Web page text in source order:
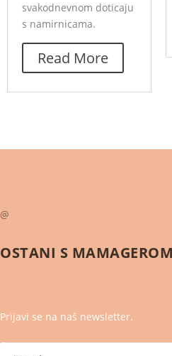
svakodnevnom doticaju
s namirnicama.
Read More
@
OSTANI S MAMAGEROM
Prijavi se na naš newsletter.